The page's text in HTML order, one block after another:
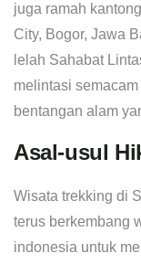
juga ramah
City, Bogor, Jawa
lelah Sahabat
melintasi
bentangan alam
Asal-usul
Wisata trekking di
terus berkembang
indonesia untuk